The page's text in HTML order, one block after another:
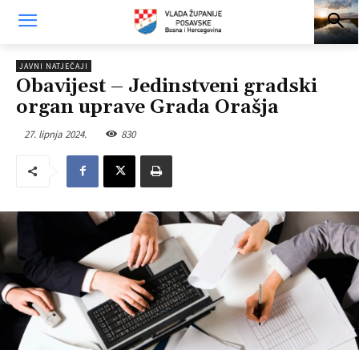
JAVNI NATJEČAJI
Obavijest – Jedinstveni gradski
organ uprave Grada Orašja
27. lipnja 2024. 830